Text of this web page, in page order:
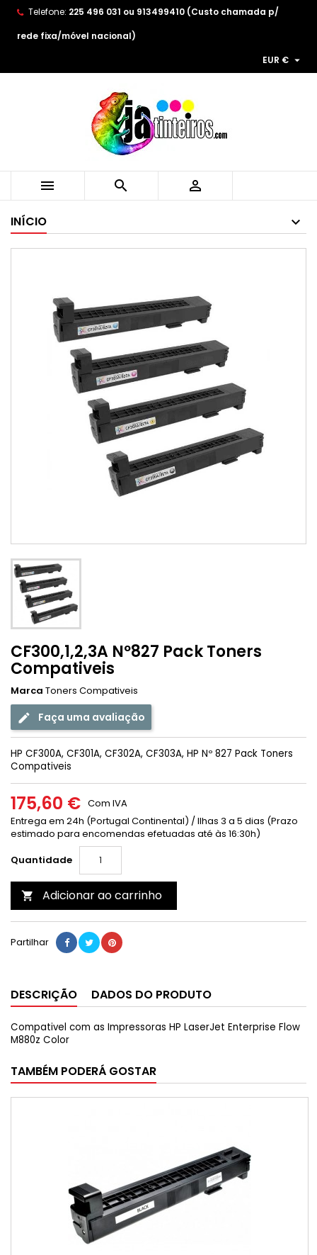
Telefone: 225 496 031 ou 913499410 (Custo chamada p/
rede fixa/móvel nacional)
EUR € 
  
INÍCIO
CF300,1,2,3A Nº827 Pack Toners
Compativeis
Marca Toners Compativeis
Faça uma avaliação
HP CF300A, CF301A, CF302A, CF303A, HP Nº 827 Pack Toners
Compativeis
175,60 € Com IVA
Entrega em 24h (Portugal Continental) / Ilhas 3 a 5 dias (Prazo
estimado para encomendas efetuadas até às 16:30h)
Quantidade
 Adicionar ao carrinho
Partilhar
DESCRIÇÃO DADOS DO PRODUTO
Compativel com as Impressoras HP LaserJet Enterprise Flow
M880z Color
TAMBÉM PODERÁ GOSTAR
As minhas listas de desejos ×
((title)) ×
((label))
((cancelText)) ((createText))
Entrar ×
You need to be logged in to save products in your
wishlist.
((cancelText))